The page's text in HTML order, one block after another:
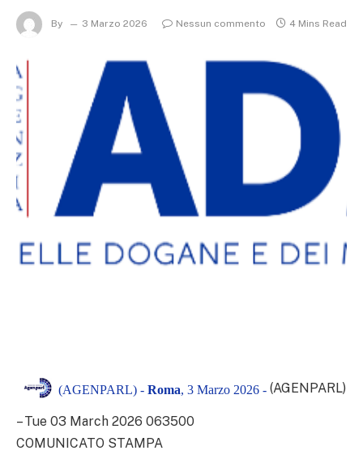
By 3 Marzo 2026 Nessun commento 4 Mins Read
(AGENPARL) - Roma, 3 Marzo 2026 - (AGENPARL)
– Tue 03 March 2026 063500
COMUNICATO STAMPA